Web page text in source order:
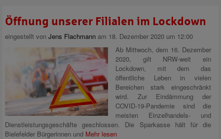
Öffnung unserer Filialen im Lockdown
eingestellt von Jens Flachmann am 18. Dezember 2020 um 12:00
Ab Mittwoch, dem 16. Dezember
2020, gilt NRW-weit ein
Lockdown, mit dem das
öffentliche Leben in vielen
Bereichen stark eingeschränkt
wird. Zur Eindämmung der
COVID-19-Pandemie sind die
meisten Einzelhandels- und
Dienstleistungsgeschäfte geschlossen. Die Sparkasse hält für die
Bielefelder Bürgerinnen und Mehr lesen